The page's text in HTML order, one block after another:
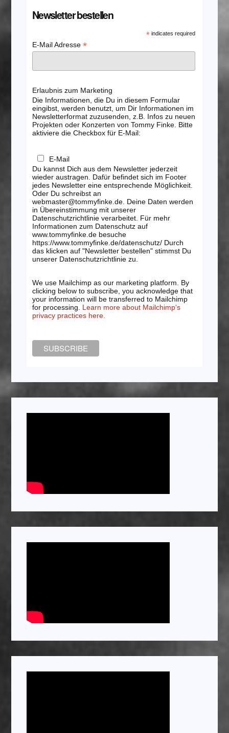
Newsletter bestellen
* indicates required
E-Mail Adresse *
Erlaubnis zum Marketing
Die Informationen, die Du in diesem Formular
eingibst, werden benutzt, um Dir Informationen im
Newsletterformat zuzusenden, z.B. Infos zu neuen
Projekten oder Konzerten von Tommy Finke. Bitte
aktiviere die Checkbox für E-Mail:
E-Mail
Du kannst Dich aus dem Newsletter jederzeit
wieder austragen. Dafür befindet sich im Footer
jedes Newsletter eine entsprechende Möglichkeit.
Oder Du schreibst an
webmaster@tommyfinke.de. Deine Daten werden
in Übereinstimmung mit unserer
Datenschutzrichtlinie verarbeitet. Für mehr
Informationen zum Datenschutz auf
www.tommyfinke.de besuche
https://www.tommyfinke.de/datenschutz/ Durch
das klicken auf "Newsletter bestellen" stimmst Du
unserer Datenschutzrichtlinie zu.
We use Mailchimp as our marketing platform. By
clicking below to subscribe, you acknowledge that
your information will be transferred to Mailchimp
for processing. Learn more about Mailchimp's
privacy practices here.